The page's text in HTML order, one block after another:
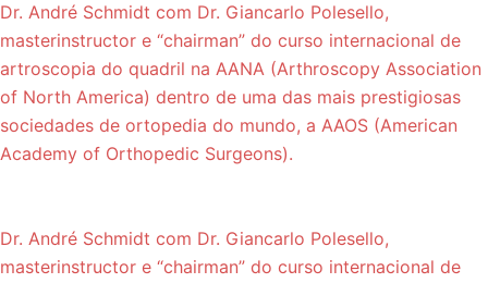
Dr. André Schmidt com Dr. Giancarlo Polesello,
masterinstructor e “chairman” do curso internacional de
artroscopia do quadril na AANA (Arthroscopy Association
of North America) dentro de uma das mais prestigiosas
sociedades de ortopedia do mundo, a AAOS (American
Academy of Orthopedic Surgeons).
Dr. André Schmidt com Dr. Giancarlo Polesello,
masterinstructor e “chairman” do curso internacional de